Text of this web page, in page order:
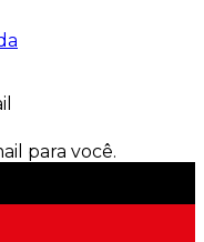
para você.